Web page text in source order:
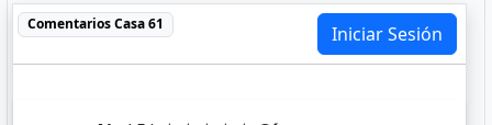
ComentariosCasa 61 Iniciar Sesión